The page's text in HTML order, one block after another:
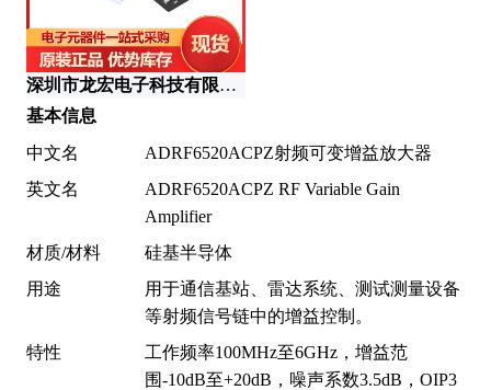
深圳市龙宏电子科技有限公司
基本信息
中文名
ADRF6520ACPZ射频可变增益放大器
英文名
ADRF6520ACPZ RF Variable Gain
Amplifier
材质/材料
硅基半导体
用途
用于通信基站、雷达系统、测试测量设备
等射频信号链中的增益控制。
特性
工作频率100MHz至6GHz，增益范
围-10dB至+20dB，噪声系数3.5dB，OIP3